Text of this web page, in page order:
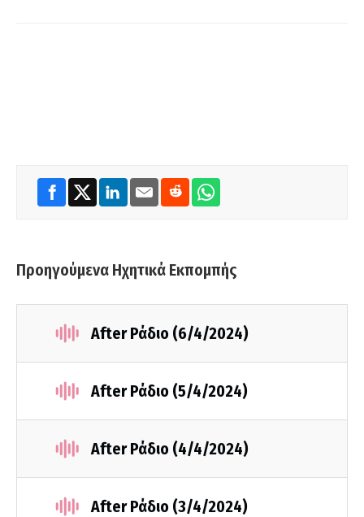
Προηγούμενα Ηχητικά Εκπομπής
After Ράδιο (6/4/2024)
After Ράδιο (5/4/2024)
After Ράδιο (4/4/2024)
After Ράδιο (3/4/2024)